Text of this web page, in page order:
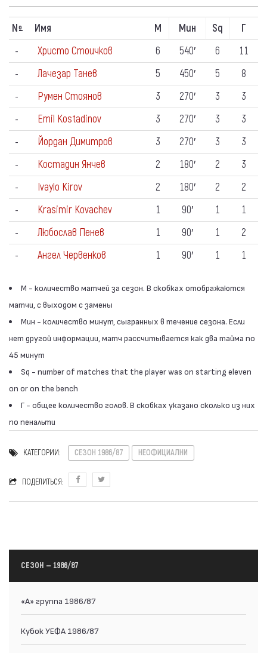
Nº Имя М Мин Sq
Г
-
Христо Стоичков 6 540′ 6
11
-
Лачезар Танев 5 450′ 5
8
-
Румен Стоянов 3 270′ 3
3
-
Emil Kostadinov 3 270′ 3
3
-
Йордан Димитров 3 270′ 3
3
-
Костадин Янчев 2 180′ 2
3
-
Ivaylo Kirov 2 180′ 2
2
-
Krasimir Kovachev 1 90′ 1
1
-
Любослав Пенев 1 90′ 1
2
-
Ангел Червенков 1 90′ 1 1
М - количество матчей за сезон. В скобках отображаются
матчи, с выходом с замены
Мин - количество минут, сыгранных в течение сезона. Если
нет другой информации, матч рассчитывается как два тайма по
45 минут
Sq - number of matches that the player was on starting eleven
on or on the bench
Г - общее количество голов. В скобках указано сколько из них
по пенальти
КАТЕГОРИИ: СЕЗОН 1986/87 НЕОФИЦИАЛНИ
ПОДЕЛИТЬСЯ:
СЕЗОН — 1986/87
«А» группа 1986/87
Кубок УЕФА 1986/87